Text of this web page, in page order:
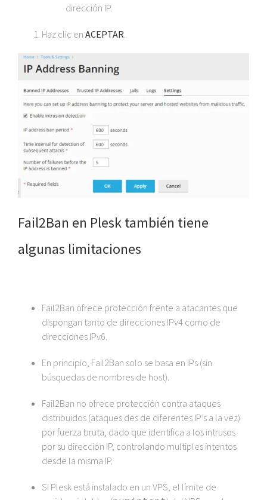
dirección IP.
Haz clic en ACEPTAR.
Fail2Ban en Plesk también tiene
algunas limitaciones
Fail2Ban ofrece protección frente a atacantes que
dispongan tanto de direcciones IPv4 como de
direcciones IPv6.
En principio, Fail2Ban solo se basa en IPs (sin
búsquedas de nombres de host).
Fail2Ban no ofrece protección contra ataques
distribuidos (ataques des de diferentes IP’s a la vez)
por fuerza bruta, dado que identifica a los intrusos
por su dirección IP, controlando multiples intentos
desde la misma IP.
Si Plesk está instalado en un VPS, el límite de